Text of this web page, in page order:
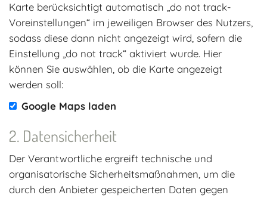
Karte berücksichtigt automatisch „do not track-
Voreinstellungen“ im jeweiligen Browser des Nutzers,
sodass diese dann nicht angezeigt wird, sofern die
Einstellung „do not track“ aktiviert wurde. Hier
können Sie auswählen, ob die Karte angezeigt
werden soll:
Google Maps laden
Datensicherheit
Der Verantwortliche ergreift technische und
organisatorische Sicherheitsmaßnahmen, um die
durch den Anbieter gespeicherten Daten gegen